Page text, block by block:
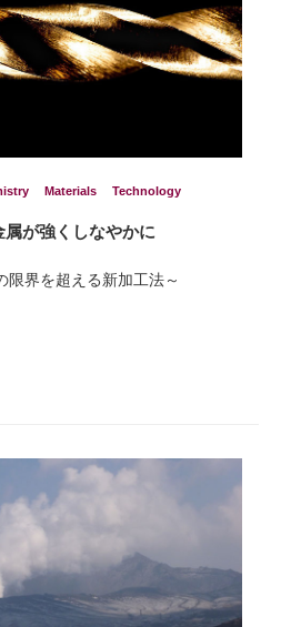
Materials Technology
が強くしなやかに
限界を超える新加工法～